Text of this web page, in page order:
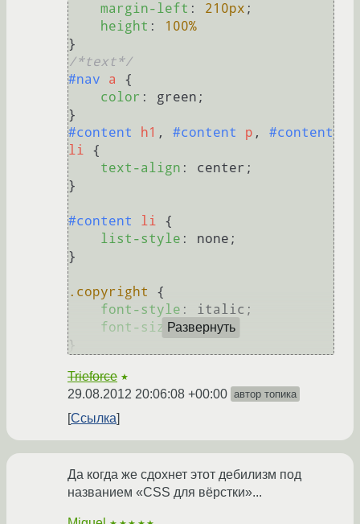
margin-left : 210px ;
height :
100%
/*text*/
#nav
a
{
color : green;
#content
h1 , #content p , #content
li {
text-align : center;
}
#content li {
list-style : none;
}
.copyright
{
font-style : italic;
font-size: 70%;
Развернуть
Trieforce ★
29.08.2012 20:06:08 +00:00 автор топика
Ссылка
Да когда же сдохнет этот дебилизм под
названием «CSS для вёрстки»...